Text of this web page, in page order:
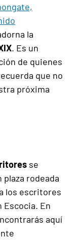
la
. Es un
de quienes
que no
próxima
se
plaza rodeada
los escritores
En
aquí